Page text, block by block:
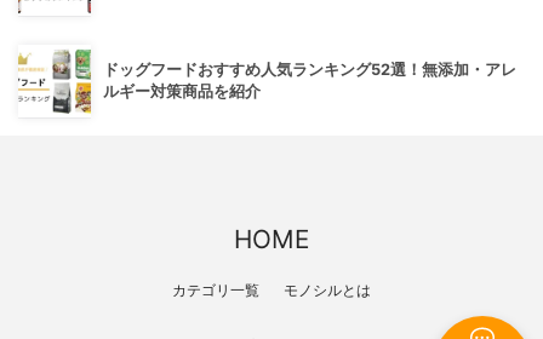
ドッグフードおすすめ人気ランキング52選！無添加・アレ
ルギー対策商品を紹介
HOME
カテゴリ一覧 モノシルとは